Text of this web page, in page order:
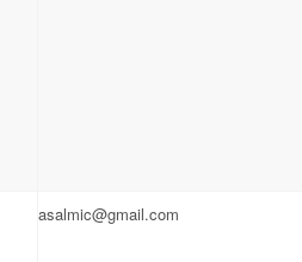
asalmic@gmail.com